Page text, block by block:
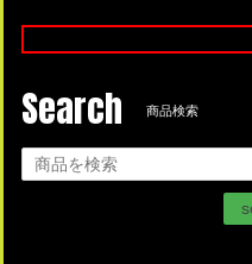
Search 商品検索